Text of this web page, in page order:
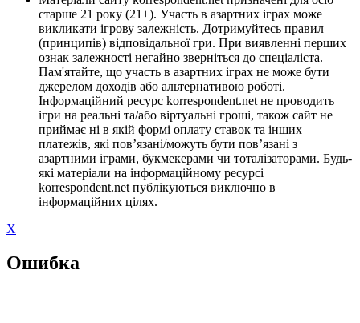
старше 21 року (21+). Участь в азартних іграх може
викликати ігрову залежність. Дотримуйтесь правил
(принципів) відповідальної гри. При виявленні перших
ознак залежності негайно зверніться до спеціаліста.
Пам'ятайте, що участь в азартних іграх не може бути
джерелом доходів або альтернативою роботі.
Інформаційний ресурс korrespondent.net не проводить
ігри на реальні та/або віртуальні гроші, також сайт не
приймає ні в якій формі оплату ставок та інших
платежів, які пов’язані/можуть бути пов’язані з
азартними іграми, букмекерами чи тоталізаторами. Будь-
які матеріали на інформаційному ресурсі
korrespondent.net публікуються виключно в
інформаційних цілях.
X
Ошибка